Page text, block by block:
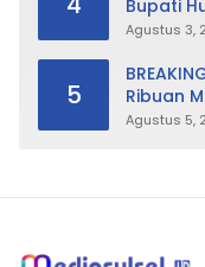
Bupati
Perda
Agustus 3,
5
Ribuan
Cabut
Agustus 5,